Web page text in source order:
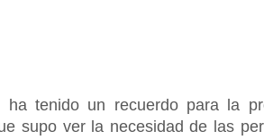
ha tenido un recuerdo para la
supo ver la necesidad de las